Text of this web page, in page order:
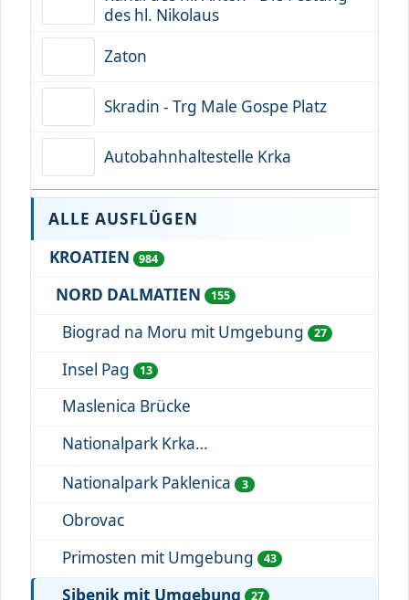
des hl. Nikolaus
Zaton
Skradin - Trg Male Gospe Platz
Autobahnhaltestelle Krka
ALLE AUSFLÜGEN
KROATIEN
984
NORD DALMATIEN 155
Biograd na Moru mit Umgebung 27
Insel Pag 13
Maslenica Brücke
Nationalpark Krka
Nationalpark Paklenica
3
Obrovac
Primosten mit Umgebung
43
Sibenik mit Umgebung 27